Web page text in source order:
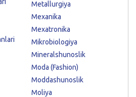
Metallurgiya
Mexanika
Mexatronika
Mikrobiologiya
Mineralshunoslik
Moda (Fashion)
Moddashunoslik
Moliya